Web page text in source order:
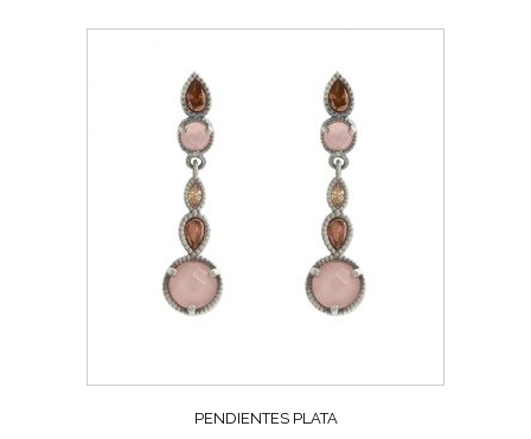
PENDIENTES PLATA